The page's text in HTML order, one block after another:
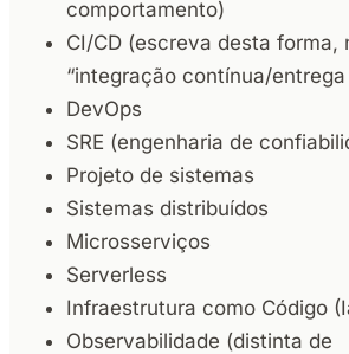
comportamento)
CI/CD (escreva desta forma,
“integração contínua/
DevOps
SRE (engenharia de
Projeto de sistemas
Sistemas distribuídos
Microsserviços
Serverless
Infraestrutura como Código
Observabilidade (distinta de